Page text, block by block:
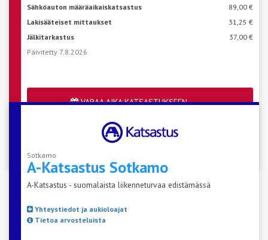
Sähköauton määräaikaiskatsastus
89,00 €
Lakisääteiset mittaukset
31,25 €
Jälkitarkastus
37,00 €
Päivitetty 7.8.2026
VARAA AIKA KATSASTUKSEEN
Katso aseman vapaat ajat
Sotkamo
A-Katsastus Sotkamo
A-Katsastus - suomalaista liikenneturvaa edistämässä
Yhteystiedot ja aukioloajat
Tietoa arvosteluista